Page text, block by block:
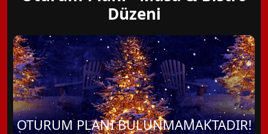
Düzeni
OTURUM PLANI BULUNMAMAKTADIR!